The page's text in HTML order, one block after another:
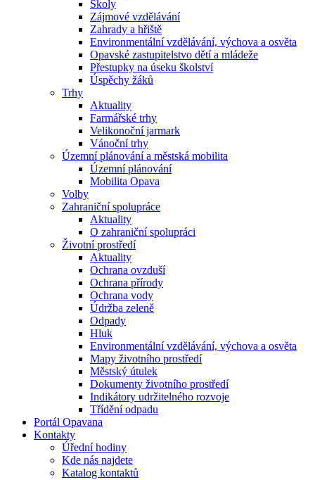
Školy
Zájmové vzdělávání
Zahrady a hřiště
Environmentální vzdělávání, výchova a osvěta
Opavské zastupitelstvo dětí a mládeže
Přestupky na úseku školství
Úspěchy žáků
Trhy
Aktuality
Farmářské trhy
Velikonoční jarmark
Vánoční trhy
Územní plánování a městská mobilita
Územní plánování
Mobilita Opava
Volby
Zahraniční spolupráce
Aktuality
O zahraniční spolupráci
Životní prostředí
Aktuality
Ochrana ovzduší
Ochrana přírody
Ochrana vody
Údržba zeleně
Odpady
Hluk
Environmentální vzdělávání, výchova a osvěta
Mapy životního prostředí
Městský útulek
Dokumenty životního prostředí
Indikátory udržitelného rozvoje
Třídění odpadu
Portál Opavana
Kontakty
Úřední hodiny
Kde nás najdete
Katalog kontaktů